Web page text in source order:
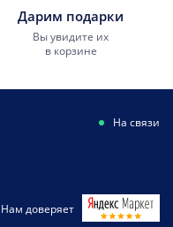
Дарим подарки
Вы увидите их
в корзине
На связи
Нам доверяет